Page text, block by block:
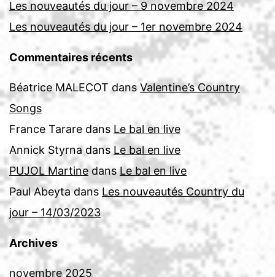
Les nouveautés du jour – 9 novembre 2024
Les nouveautés du jour – 1er novembre 2024
Commentaires récents
Béatrice MALECOT dansValentine’s Country
Songs
France Tarare dans Le bal en live
Annick Styrna dans Le bal en live
PUJOL MartinedansLe bal en live
Paul Abeytadans Les nouveautés Country du
jour – 14/03/2023
Archives
novembre 2025